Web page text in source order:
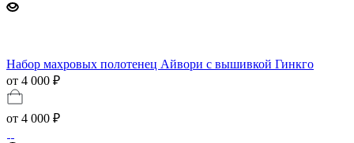
Набор махровых полотенец Айвори с вышивкой Гинкго
от 4 000 ₽
от 4 000 ₽